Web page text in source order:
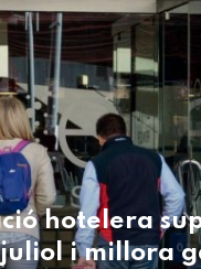
hotelera
i millora